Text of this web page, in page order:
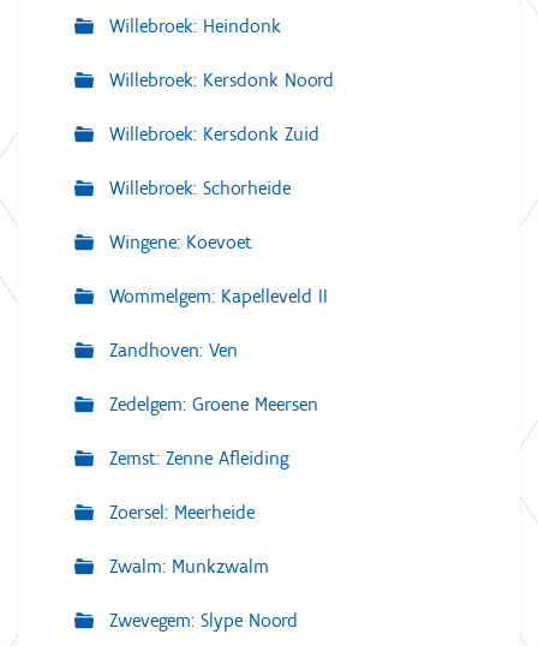
Willebroek: Heindonk
Willebroek: Kersdonk Noord
Willebroek: Kersdonk Zuid
Willebroek: Schorheide
Wingene: Koevoet
Wommelgem: Kapelleveld II
Zandhoven: Ven
Zedelgem: Groene Meersen
Zemst: Zenne Afleiding
Zoersel: Meerheide
Zwalm: Munkzwalm
Zwevegem: Slype Noord